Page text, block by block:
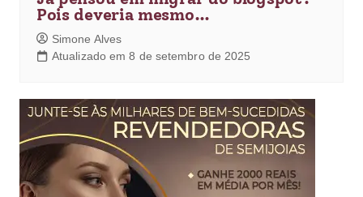
Pois deveria mesmo…
Simone Alves
Atualizado em 8 de setembro de 2025